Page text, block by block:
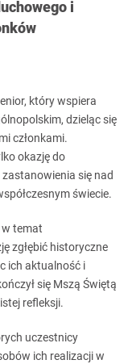
i
który wspiera
dzieląc się
członkami.
okazję do
się nad
świecie.
w temat
zgłębić historyczne
ich aktualność i
się Mszą Świętą
refleksji.
uczestnicy
ich realizacji w